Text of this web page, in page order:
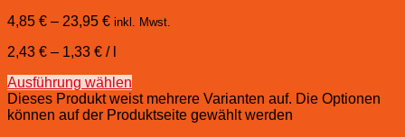
4,85 € – 23,95 € inkl. Mwst.
2,43 € – 1,33 € /
Ausführung wählen
Dieses Produkt weist mehrere Varianten auf. Die Optionen
können auf der Produktseite gewählt werden